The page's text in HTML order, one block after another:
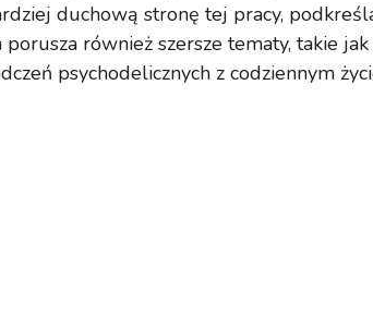
duchową stronę tej pracy,
również szersze tematy, takie jak
psychodelicznych z codziennym